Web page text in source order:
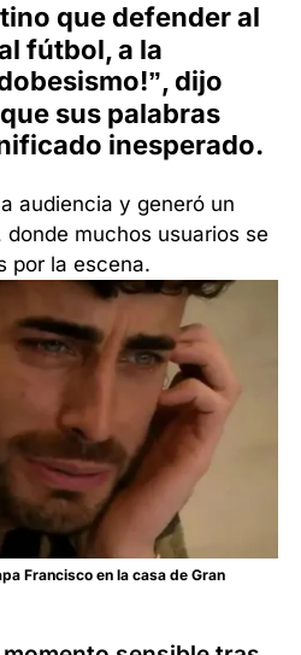
que defender al
fútbol, a la
dijo
sus palabras
inesperado.
audiencia y generó un
muchos usuarios se
por la escena.
Francisco en la casa de Gran